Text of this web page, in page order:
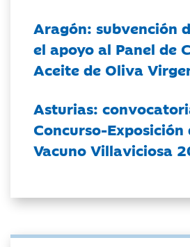
Aragón: subvención
el apoyo al Panel de
Aceite de Oliva
Asturias:
Concurso-Exposición
Vacuno Villaviciosa